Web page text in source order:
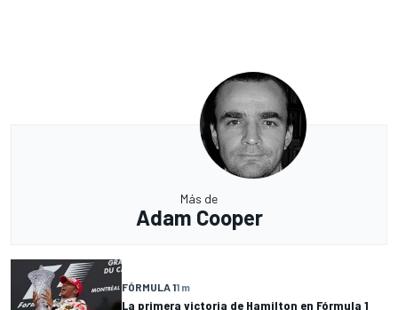
Más de
Adam Cooper
FÓRMULA 11 m
La primera victoria de Hamilton en Fórmula 1